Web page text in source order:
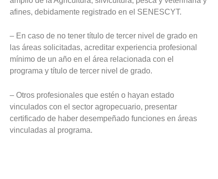
afines, debidamente registrado en el SENESCYT.
– En caso de no tener título de tercer nivel de grado en
las áreas solicitadas, acreditar experiencia profesional
mínimo de un año en el área relacionada con el
programa y título de tercer nivel de grado.
– Otros profesionales que estén o hayan estado
vinculados con el sector agropecuario, presentar
certificado de haber desempeñado funciones en áreas
vinculadas al programa.